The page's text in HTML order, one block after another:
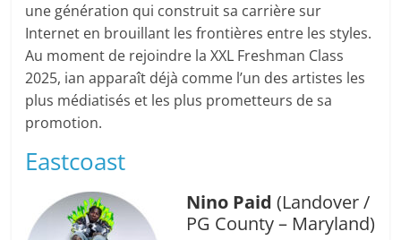
une génération qui construit sa carrière sur
Internet en brouillant les frontières entre les styles.
Au moment de rejoindre la XXL Freshman Class
2025, ian apparaît déjà comme l’un des artistes les
plus médiatisés et les plus prometteurs de sa
promotion.
Eastcoast
Nino Paid (Landover /
PG County – Maryland)